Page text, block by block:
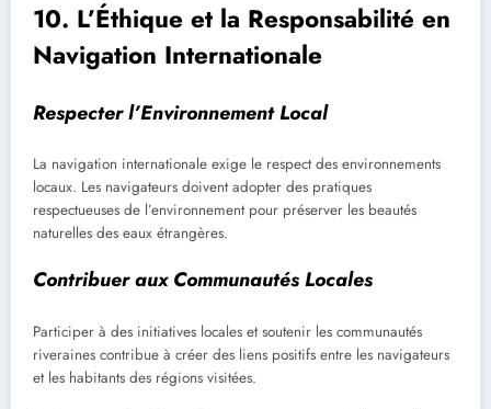
10. L’Éthique et la Responsabilité en
Navigation Internationale
Respecter l’Environnement Local
La navigation internationale exige le respect des environnements
locaux. Les navigateurs doivent adopter des pratiques
respectueuses de l’environnement pour préserver les beautés
naturelles des eaux étrangères.
Contribuer aux Communautés Locales
Participer à des initiatives locales et soutenir les communautés
riveraines contribue à créer des liens positifs entre les navigateurs
et les habitants des régions visitées.